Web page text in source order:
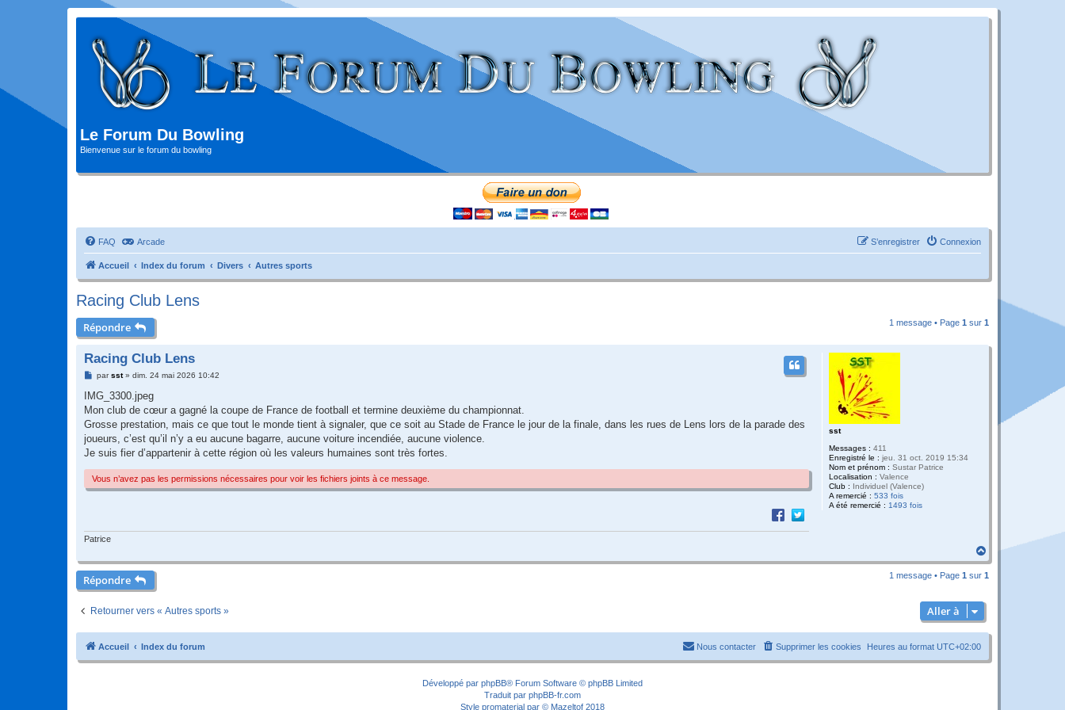
Le Forum Du Bowling
Bienvenue sur le forum du bowling
FAQ Arcade Connexion
S’enregistrer
Accueil Index du forum Divers Autres sports
Racing Club Lens
Répondre 1 message • Page 1 sur 1
sst
Messages : 411
Enregistré le : jeu. 31 oct. 2019 15:34
Nom et prénom : Sustar Patrice
Localisation : Valence
Club : Individuel (Valence)
A remercié : 533 fois
A été remercié : 1493 fois
Racing Club Lens
M
s
a
g
parsst» dim. 24 mai 2026 10:42
IMG_3300.jpeg
Mon club de cœur a gagné la coupe de France de football et termine deuxième du championnat.
Grosse prestation, mais ce que tout le monde tient à signaler, que ce soit au Stade de France le jour de la finale, dans les rues de Lens lors de la parade des
joueurs, c’est qu’il n’y a eu aucune bagarre, aucune voiture incendiée, aucune violence.
Je suis fier d’appartenir à cette région où les valeurs humaines sont très fortes.
Vous n’avez pas les permissions nécessaires pour voir les fichiers joints à ce message.
Patrice
a
Répondre 1 message • Page 1 sur 1
Retourner vers « Autres sports » Aller à
Accueil Index du forum Heures au format UTC+02:00
Supprimer les cookies
Nous contacter
Développé par phpBB® Forum Software © phpBB Limited
Traduit par phpBB-fr.com
Style promaterial par © Mazeltof 2018